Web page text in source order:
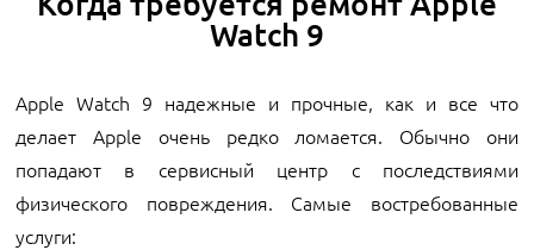
Watch 9
Apple Watch 9 надежные и прочные, как и все что
делает Apple очень редко ломается. Обычно они
попадают в сервисный центр с последствиями
физического повреждения. Самые востребованные
услуги: